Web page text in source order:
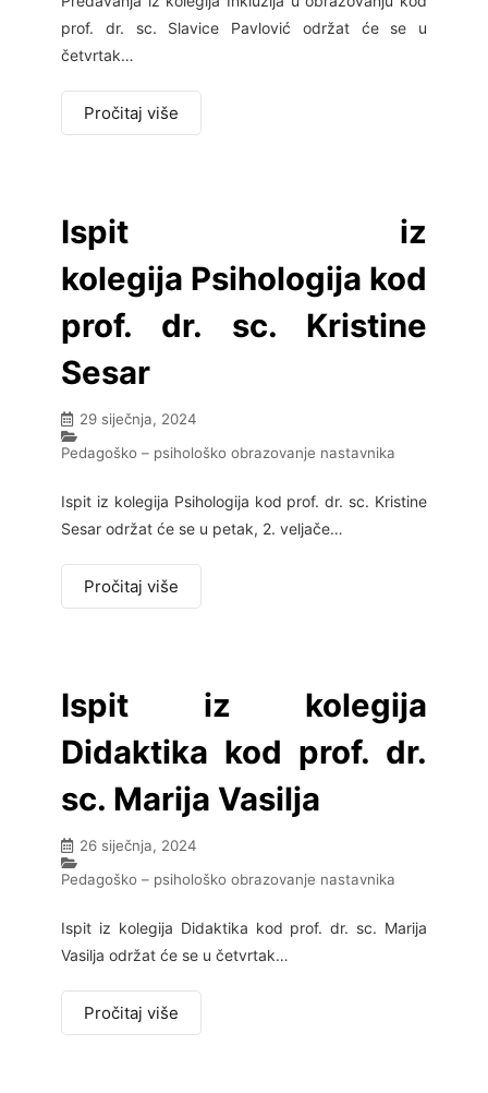
prof. dr. sc. Slavice Pavlović održat će se u
četvrtak…
Pročitaj više
Ispit iz
kolegija Psihologija kod
prof. dr. sc. Kristine
Sesar
29 siječnja, 2024
Pedagoško – psihološko obrazovanje nastavnika
Ispit iz kolegija Psihologija kod prof. dr. sc. Kristine
Sesar održat će se u petak, 2. veljače…
Pročitaj više
Ispit iz kolegija
Didaktika kod prof. dr.
sc. Marija Vasilja
26 siječnja, 2024
Pedagoško – psihološko obrazovanje nastavnika
Ispit iz kolegija Didaktika kod prof. dr. sc. Marija
Vasilja održat će se u četvrtak…
Pročitaj više